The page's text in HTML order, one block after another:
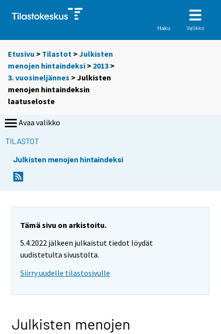
Haku Valikko
Etusivu > Tilastot >Julkisten
menojen hintaindeksi > 2013 >
3. vuosineljännes > Julkisten
menojen hintaindeksin
laatuseloste
Avaa valikko
TILASTOT
Julkisten menojen hintaindeksi
Tämä sivu on arkistoitu.
5.4.2022 jälkeen julkaistut tiedot löydät
uudistetulta sivustolta.
Siirry uudelle tilastosivulle
Julkisten menojen